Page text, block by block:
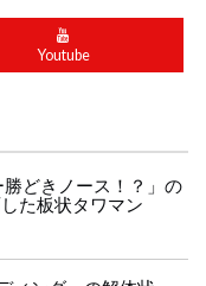
Youtube
どきノース！？」の
た板状タワマン